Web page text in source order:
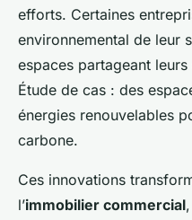
efforts. Certaines
environnemental de leur
espaces partageant
Étude de cas : des
énergies renouvelables
carbone.
Ces innovations
l’immobilier commercial